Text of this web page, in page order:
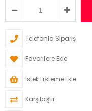
Telefonla Sipariş
Favorilere Ekle
İstek Listeme Ekle
Karşılaştır